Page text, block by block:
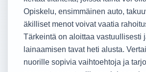
Opiskelu, ensimmäinen auto,
äkilliset menot voivat vaatia
Tärkeintä on aloittaa vastuullisesti
lainaamisen tavat heti alusta.
nuorille sopivia vaihtoehtoja ja